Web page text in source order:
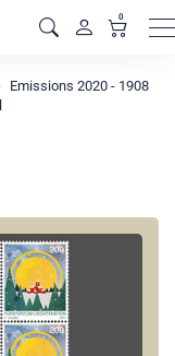
0
Emissions 2020 - 1908